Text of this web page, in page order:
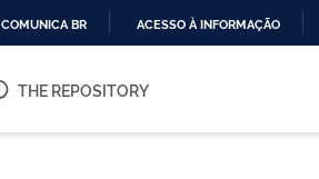
O
COMUNICA BR ACESSO À INFORMAÇÃO
THE REPOSITORY